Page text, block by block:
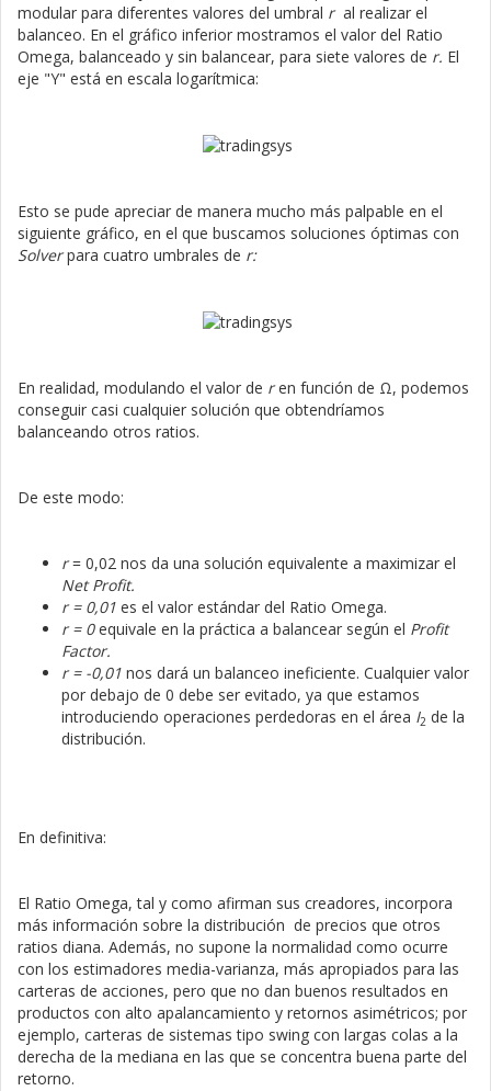
modular para diferentes valores del umbral r al realizar el
balanceo. En el gráfico inferior mostramos el valor del Ratio
Omega, balanceado y sin balancear, para siete valores de r. El
eje "Y" está en escala logarítmica:
Esto se pude apreciar de manera mucho más palpable en el
siguiente gráfico, en el que buscamos soluciones óptimas con
Solverpara cuatro umbrales de r:
En realidad, modulando el valor de ren función de Ω, podemos
conseguir casi cualquier solución que obtendríamos
balanceando otros ratios.
De este modo:
r= 0,02 nos da una solución equivalente a maximizar el
Net Profit.
r = 0,01 es el valor estándar del Ratio Omega.
r = 0equivale en la práctica a balancear según el Profit
Factor.
r = -0,01 nos dará un balanceo ineficiente. Cualquier valor
por debajo de 0 debe ser evitado, ya que estamos
introduciendo operaciones perdedoras en el área I2 de la
distribución.
En definitiva:
El Ratio Omega, tal y como afirman sus creadores, incorpora
más información sobre la distribución de precios que otros
ratios diana. Además, no supone la normalidad como ocurre
con los estimadores media-varianza, más apropiados para las
carteras de acciones, pero que no dan buenos resultados en
productos con alto apalancamiento y retornos asimétricos; por
ejemplo, carteras de sistemas tipo swing con largas colas a la
derecha de la mediana en las que se concentra buena parte del
retorno.